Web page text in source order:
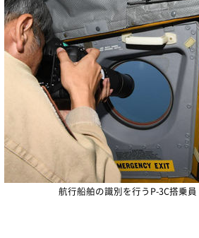
航行船舶の識別を行うP-3C搭乗